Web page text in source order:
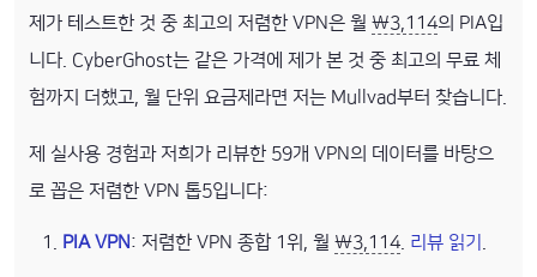
제가 테스트한 것 중 최고의 저렴한 VPN은 월 ₩3,114의 PIA입
니다. CyberGhost는 같은 가격에 제가 본 것 중 최고의 무료 체
험까지 더했고, 월 단위 요금제라면 저는 Mullvad부터 찾습니다.
제 실사용 경험과 저희가 리뷰한 59개 VPN의 데이터를 바탕으
로 꼽은 저렴한 VPN 톱5입니다:
PIA VPN: 저렴한 VPN 종합 1위, 월 ₩3,114 리뷰 읽기